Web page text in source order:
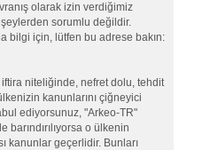
olarak izin verdiğimiz
sorumlu değildir.
bilgi için, lütfen bu adrese bakın:
niteliğinde, nefret dolu, tehdit
kanunlarını çiğneyici
ediyorsunuz, "Arkeo-TR"
o ülkenin
kanunlar geçerlidir. Bunları